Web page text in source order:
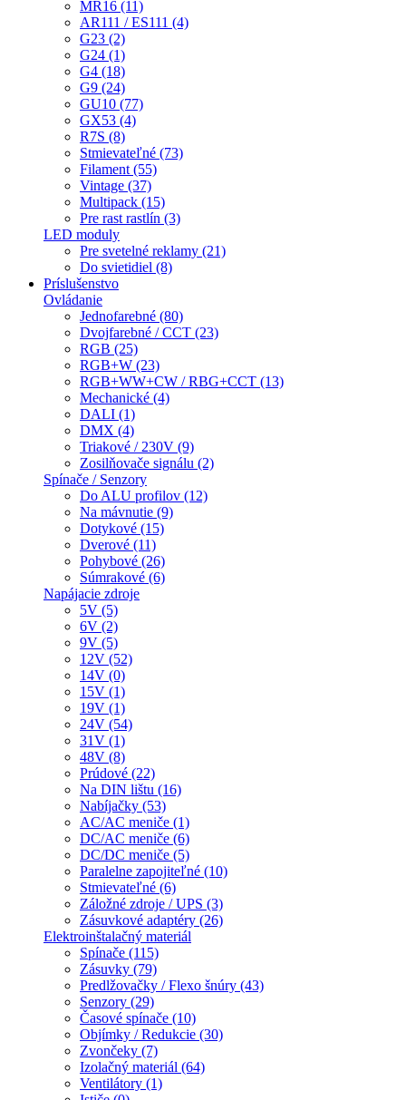
MR16 (11)
AR111 / ES111 (4)
G23 (2)
G24 (1)
G4 (18)
G9 (24)
GU10 (77)
GX53 (4)
R7S (8)
Stmievateľné (73)
Filament (55)
Vintage (37)
Multipack (15)
Pre rast rastlín (3)
LED moduly
Pre svetelné reklamy (21)
Do svietidiel (8)
Príslušenstvo
Ovládanie
Jednofarebné (80)
Dvojfarebné / CCT (23)
RGB (25)
RGB+W (23)
RGB+WW+CW / RBG+CCT (13)
Mechanické (4)
DALI (1)
DMX (4)
Triakové / 230V (9)
Zosilňovače signálu (2)
Spínače / Senzory
Do ALU profilov (12)
Na mávnutie (9)
Dotykové (15)
Dverové (11)
Pohybové (26)
Súmrakové (6)
Napájacie zdroje
5V (5)
6V (2)
9V (5)
12V (52)
14V (0)
15V (1)
19V (1)
24V (54)
31V (1)
48V (8)
Prúdové (22)
Na DIN lištu (16)
Nabíjačky (53)
AC/AC meniče (1)
DC/AC meniče (6)
DC/DC meniče (5)
Paralelne zapojiteľné (10)
Stmievateľné (6)
Záložné zdroje / UPS (3)
Zásuvkové adaptéry (26)
Elektroinštalačný materiál
Spínače (115)
Zásuvky (79)
Predlžovačky / Flexo šnúry (43)
Senzory (29)
Časové spínače (10)
Objímky / Redukcie (30)
Zvončeky (7)
Izolačný materiál (64)
Ventilátory (1)